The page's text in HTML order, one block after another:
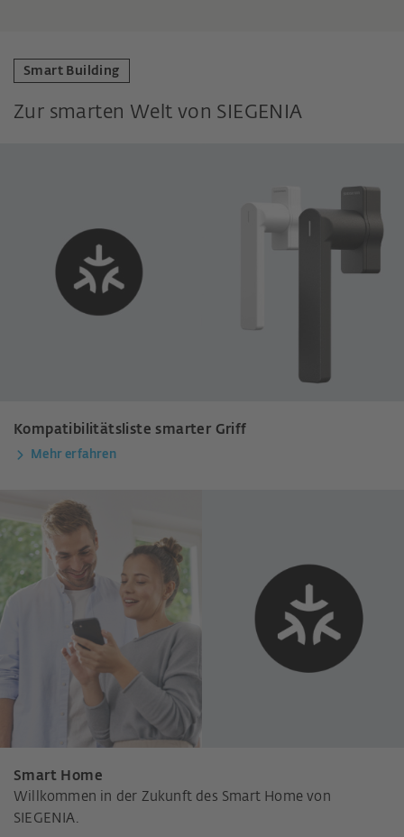
Smart Building
Zur smarten Welt von SIEGENIA
Kompatibilitätsliste smarter Griff
Mehr erfahren
Smart Home
Willkommen in der Zukunft des Smart Home von
SIEGENIA.